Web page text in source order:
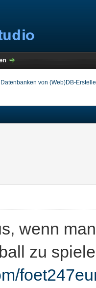
Datenbanken von (Web)DB-
wenn
zu